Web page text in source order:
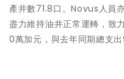
產井數71.8口。Novus人員
盡力維持油井正常運轉，致
0萬加元，與去年同期總支